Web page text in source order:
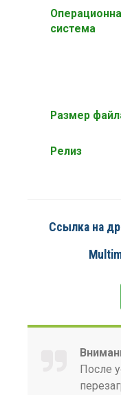
система
Размер
Релиз
Ссылка на
После